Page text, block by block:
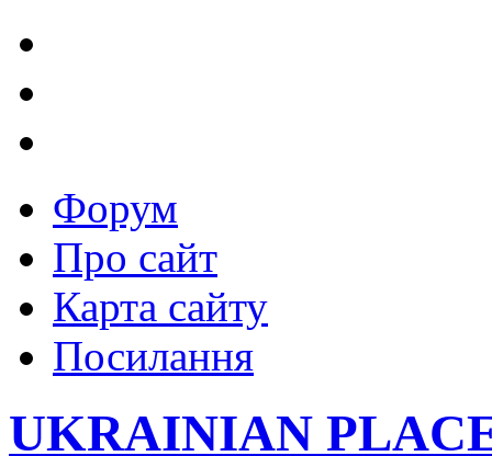
Форум
Про сайт
Карта сайту
Посилання
UKRAINIAN